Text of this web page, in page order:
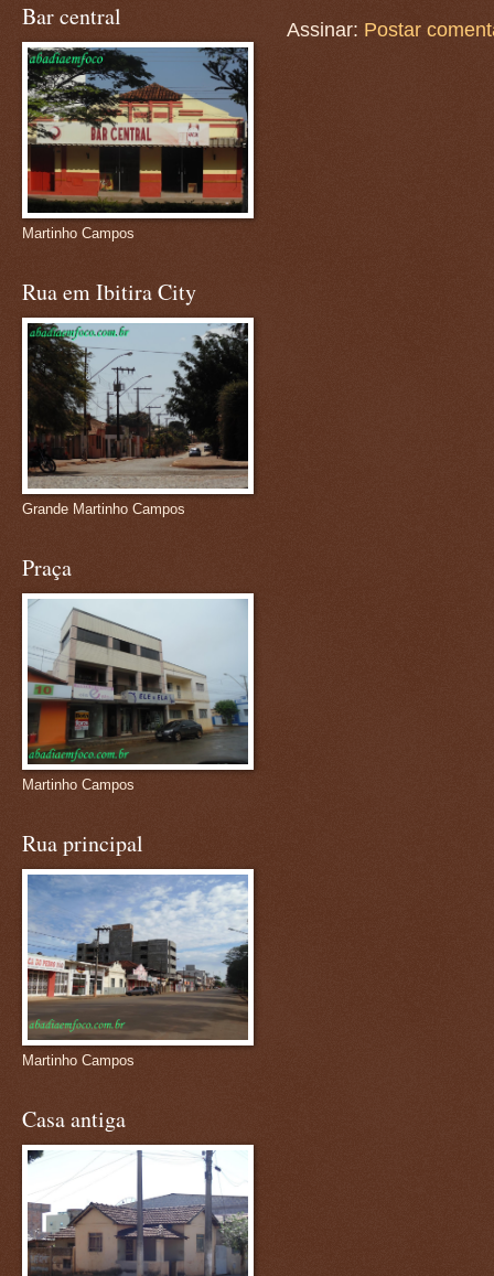
Assinar: Postar
Bar central
Martinho Campos
Rua em Ibitira City
Grande Martinho Campos
Praça
Martinho Campos
Rua principal
Martinho Campos
Casa antiga